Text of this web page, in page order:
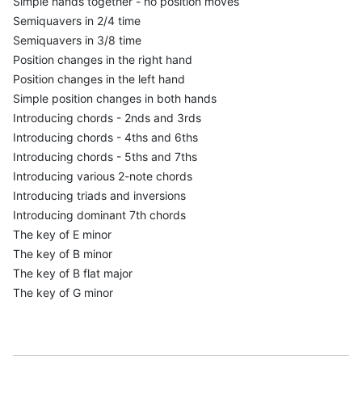
Semiquavers in 2/4 time
Semiquavers in 3/8 time
Position changes in the right hand
Position changes in the left hand
Simple position changes in both hands
Introducing chords - 2nds and 3rds
Introducing chords - 4ths and 6ths
Introducing chords - 5ths and 7ths
Introducing various 2-note chords
Introducing triads and inversions
Introducing dominant 7th chords
The key of E minor
The key of B minor
The key of B flat major
The key of G minor